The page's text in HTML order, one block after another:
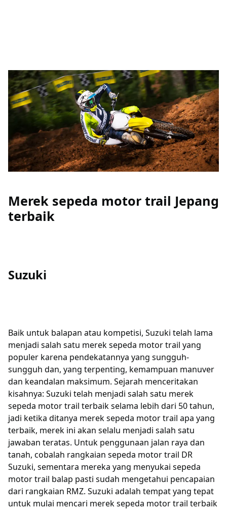
Merek sepeda motor trail Jepang
terbaik
Suzuki
Baik untuk balapan atau kompetisi, Suzuki telah lama
menjadi salah satu merek sepeda motor trail yang
populer karena pendekatannya yang sungguh-
sungguh dan, yang terpenting, kemampuan manuver
dan keandalan maksimum. Sejarah menceritakan
kisahnya: Suzuki telah menjadi salah satu merek
sepeda motor trail terbaik selama lebih dari 50 tahun,
jadi ketika ditanya merek sepeda motor trail apa yang
terbaik, merek ini akan selalu menjadi salah satu
jawaban teratas. Untuk penggunaan jalan raya dan
tanah, cobalah rangkaian sepeda motor trail DR
Suzuki, sementara mereka yang menyukai sepeda
motor trail balap pasti sudah mengetahui pencapaian
dari rangkaian RMZ. Suzuki adalah tempat yang tepat
untuk mulai mencari merek sepeda motor trail terbaik